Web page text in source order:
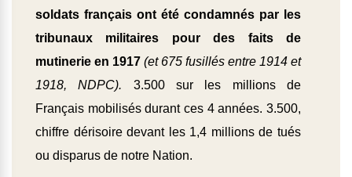
soldats français ont été condamnés par les
tribunaux militaires pour des faits de
mutinerie en 1917 (et 675 fusillés entre 1914 et
1918, NDPC). 3.500 sur les millions de
Français mobilisés durant ces 4 années. 3.500,
chiffre dérisoire devant les 1,4 millions de tués
ou disparus de notre Nation.